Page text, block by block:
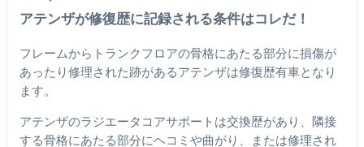
アテンザが修復歴に記録される条件はコレだ！
フレームからトランクフロアの骨格にあたる部分に損傷が
あったり修理された跡があるアテンザは修復歴有車となり
ます。
アテンザのラジエータコアサポートは交換歴があり、隣接
する骨格にあたる部分にヘコミや曲がり、または修理され